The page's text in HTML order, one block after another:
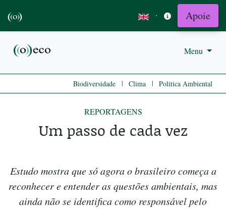
· Apoie
Menu
Biodiversidade | Clima | Politica Ambiental
REPORTAGENS
Um passo de cada vez
Estudo mostra que só agora o brasileiro começa a
reconhecer e entender as questões ambientais, mas
ainda não se identifica como responsável pelo